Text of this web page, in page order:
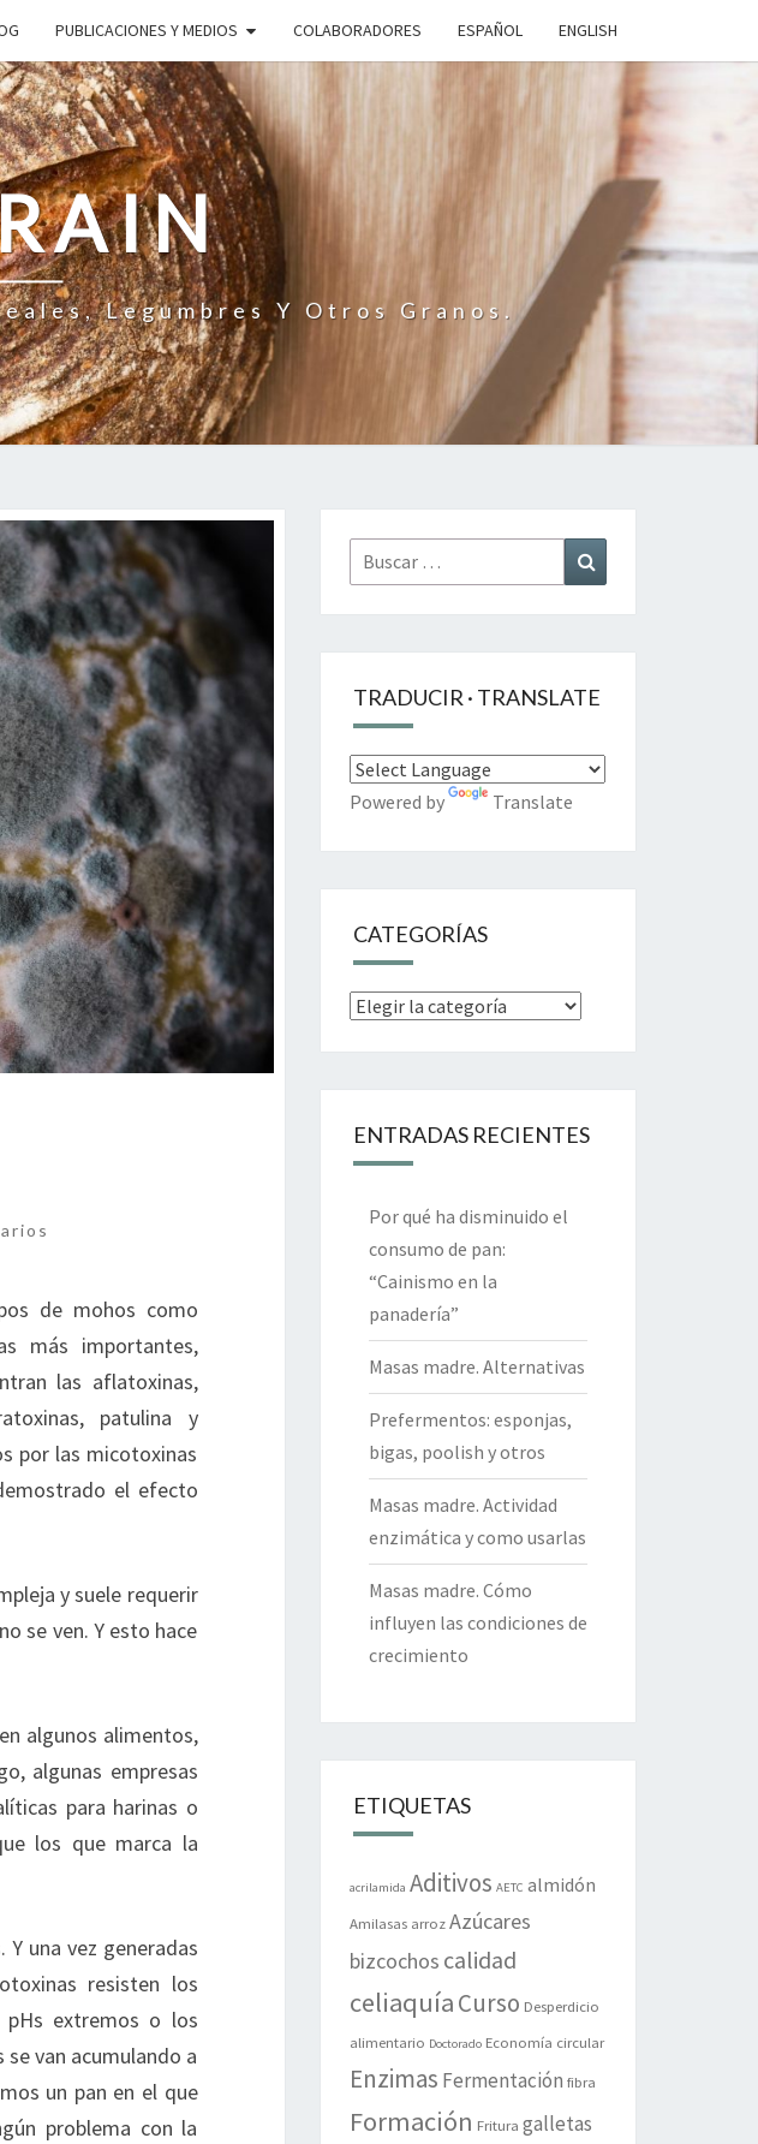
PUBLICACIONES Y MEDIOS COLABORADORES ESPAÑOL ENGLISH
Legumbres Y Otros Granos.
de mohos como
más importantes,
las aflatoxinas,
patulina y
por las micotoxinas
el efecto
y suele requerir
se ven. Y esto hace
algunos alimentos,
algunas empresas
para harinas o
los que marca la
una vez generadas
resisten los
pHs extremos o los
van acumulando a
un pan en el que
problema con la
Buscar
por:
TRADUCIR · TRANSLATE
Powered by Translate
CATEGORÍAS
Categorías
ENTRADAS RECIENTES
Por qué ha disminuido el
consumo de pan:
“Cainismo en la
panadería”
Masas madre. Alternativas
Prefermentos: esponjas,
bigas, poolish y otros
Masas madre. Actividad
enzimática y como usarlas
Masas madre. Cómo
influyen las condiciones de
crecimiento
ETIQUETAS
acrilamida Aditivos AETC almidón
Amilasas arroz Azúcares
bizcochos calidad
celiaquíaCurso Desperdicio
alimentario Doctorado Economía circular
Enzimas Fermentación fibra
Formación Fritura galletas